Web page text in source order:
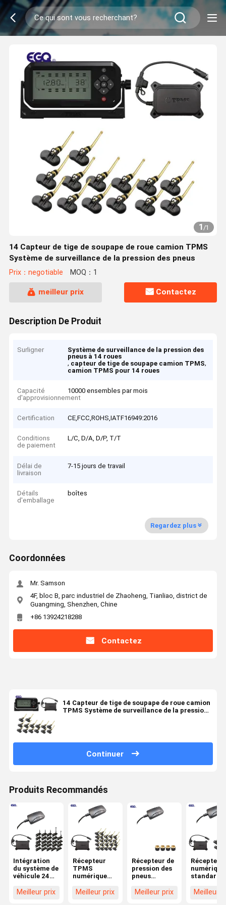
1/1
14 Capteur de tige de soupape de roue camion TPMS
Système de surveillance de la pression des pneus
Prix：negotiable MOQ：1
meilleur prix Contactez
Description De Produit
Surligner
Système de surveillance de la pression des
pneus à 14 roues
, capteur de tige de soupape camion TPMS,
camion TPMS pour 14 roues
Capacité
d'approvisionnement
10000 ensembles par mois
Certification CE,FCC,ROHS,IATF16949:2016
Conditions
de paiement
L/C, D/A, D/P, T/T
Délai de
livraison
7-15 jours de travail
Détails
d'emballage
boîtes
Regardez plus
Coordonnées
Mr. Samson
4F, bloc B, parc industriel de Zhaoheng, Tianliao, district de
Guangming, Shenzhen, Chine
+86 13924218288
Contactez
14 Capteur de tige de soupape de roue camion
TPMS Système de surveillance de la pression
Continuer
Produits Recommandés
Intégration
du système de
véhicule 24
de données
Meilleur prix
Récepteur
TPMS
numérique
camions et
Meilleur prix
Récepteur de
pression des
pneus
LCD 24V pour
Meilleur prix
Récepteur
numérique
standard
à 6 roues
Meilleur